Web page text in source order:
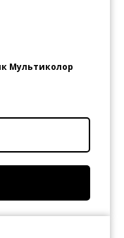
Мультиколор